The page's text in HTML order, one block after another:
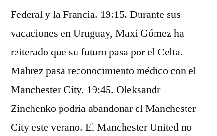
Federal y la Francia. 19:15. Durante sus
vacaciones en Uruguay, Maxi Gómez ha
reiterado que su futuro pasa por el Celta.
Mahrez pasa reconocimiento médico con el
Manchester City. 19:45. Oleksandr
Zinchenko podría abandonar el Manchester
City este verano. El Manchester United no